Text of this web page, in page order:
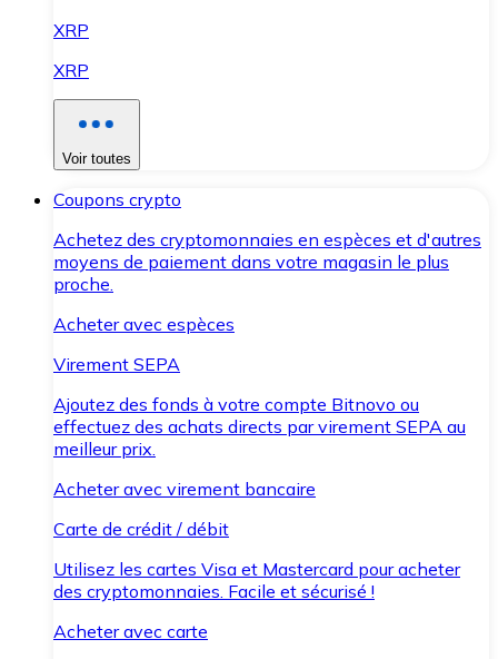
XRP
XRP
Voir toutes
Coupons crypto
Achetez des cryptomonnaies en espèces et d'autres
moyens de paiement dans votre magasin le plus
proche.
Acheter avec espèces
Virement SEPA
Ajoutez des fonds à votre compte Bitnovo ou
effectuez des achats directs par virement SEPA au
meilleur prix.
Acheter avec virement bancaire
Carte de crédit / débit
Utilisez les cartes Visa et Mastercard pour acheter
des cryptomonnaies. Facile et sécurisé !
Acheter avec carte